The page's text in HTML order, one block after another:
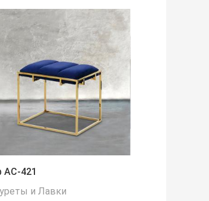
АС-421
и Лавки